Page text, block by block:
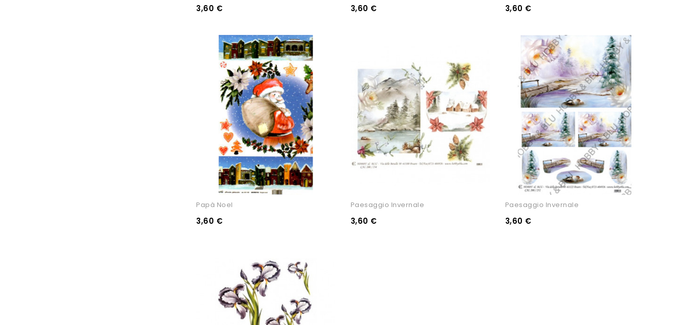
3,60 € 3,60 € 3,60 €
Papà Noel
3,60 €
Paesaggio Invernale
3,60 €
Paesaggio Invernale
3,60 €